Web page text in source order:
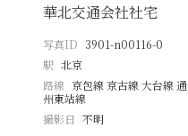
華北交通会社社宅
写真ID 3901-n00116-0
駅 北京
路線 京包線 京古線 大台線 通
州東站線
撮影日
不明